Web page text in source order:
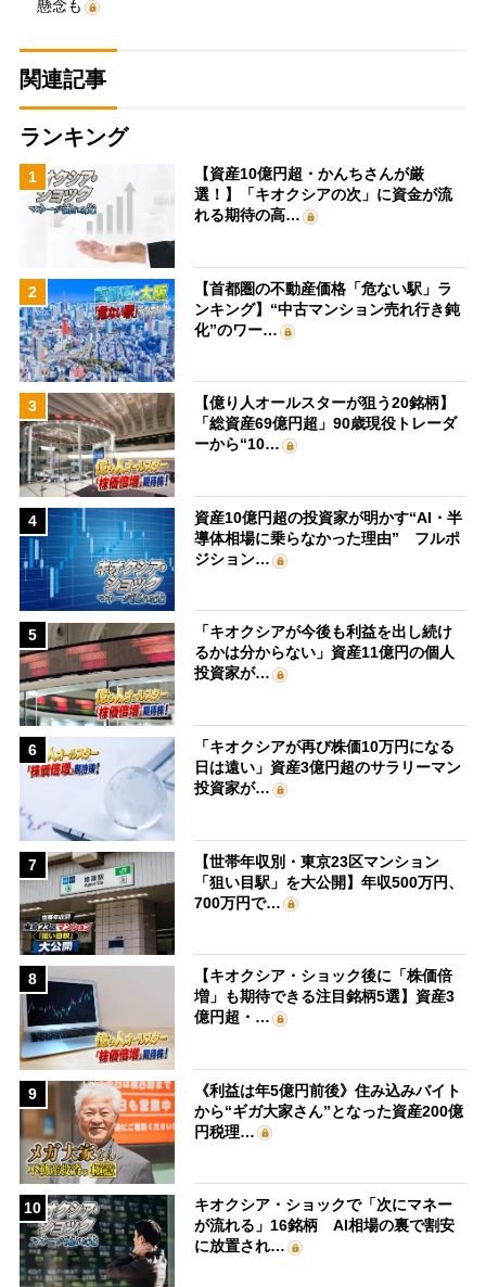
懸念も
関連記事
ランキング
1
【資産10億円超・かんちさんが厳
選！】「キオクシアの次」に資金が流
れる期待の高…
2
【首都圏の不動産価格「危ない駅」ラ
ンキング】“中古マンション売れ行き鈍
化”のワー…
3
【億り人オールスターが狙う20銘柄】
「総資産69億円超」90歳現役トレーダ
ーから“10…
4
資産10億円超の投資家が明かす“AI・半
導体相場に乗らなかった理由” フルポ
ジション…
5
「キオクシアが今後も利益を出し続け
るかは分からない」資産11億円の個人
投資家が…
6
「キオクシアが再び株価10万円になる
日は遠い」資産3億円超のサラリーマン
投資家が…
7
【世帯年収別・東京23区マンション
「狙い目駅」を大公開】年収500万円、
700万円で…
8
【キオクシア・ショック後に「株価倍
増」も期待できる注目銘柄5選】資産3
億円超・…
9
《利益は年5億円前後》住み込みバイト
から“ギガ大家さん”となった資産200億
円税理…
10
キオクシア・ショックで「次にマネー
が流れる」16銘柄 AI相場の裏で割安
に放置され…